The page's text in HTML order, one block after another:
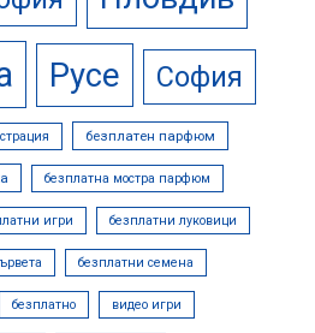
Русе София
безплатен парфюм
безплатна мостра парфюм
игри безплатни луковици
безплатни семена
безплатно видео игри